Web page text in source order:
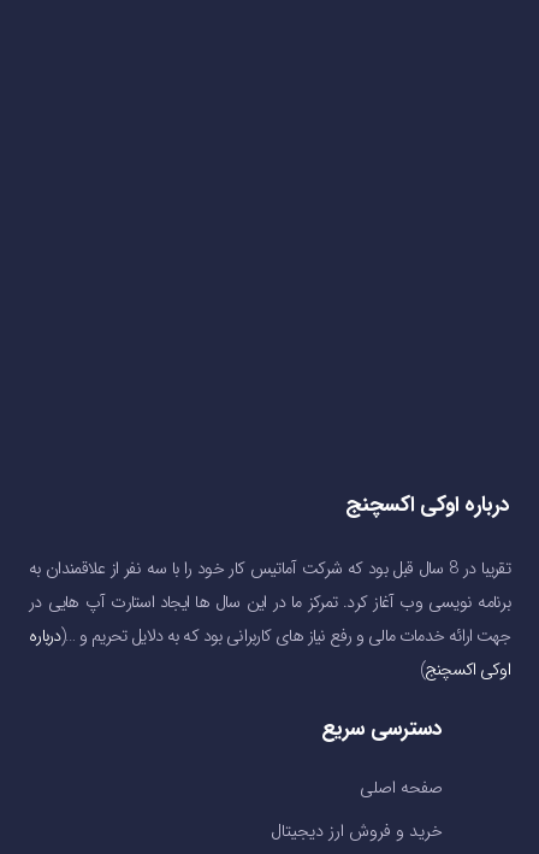
درباره اوکی اکسچنج
تقریبا در 8 سال قبل بود که شرکت آماتیس کار خود را با سه نفر از علاقمندان به
برنامه نویسی وب آغاز کرد. تمرکز ما در این سال ها ایجاد استارت آپ هایی در
جهت ارائه خدمات مالی و رفع نیاز های کاربرانی بود که به دلایل تحریم و …(درباره
اوکی اکسچنج)
دسترسی سریع
صفحه اصلی
خرید و فروش ارز دیجیتال